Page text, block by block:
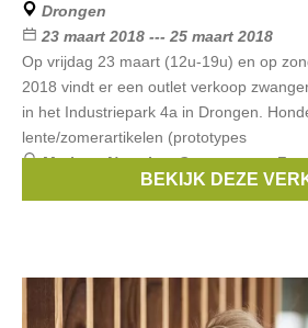
Drongen
23 maart 2018 --- 25 maart 2018
Op vrijdag 23 maart (12u-19u) en op
2018 vindt er een outlet verkoop
in het Industriepark 4a in Drongen.
lente/zomerartikelen (prototypes
Merken:Noppies,Queen mum,
Esprit Maternity, ...
BEKIJK DEZE